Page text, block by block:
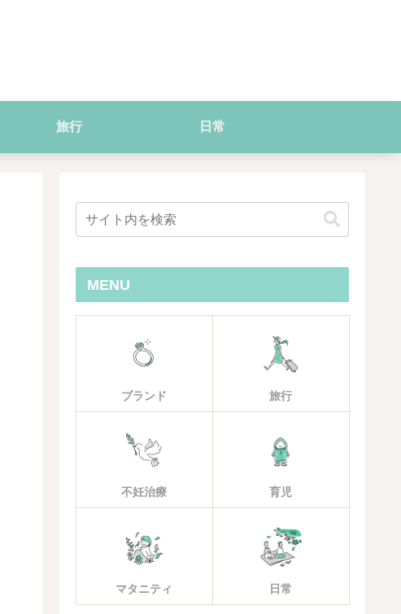
旅行 日常
MENU
ブランド 旅行
不妊治療 育児
マタニティ 日常